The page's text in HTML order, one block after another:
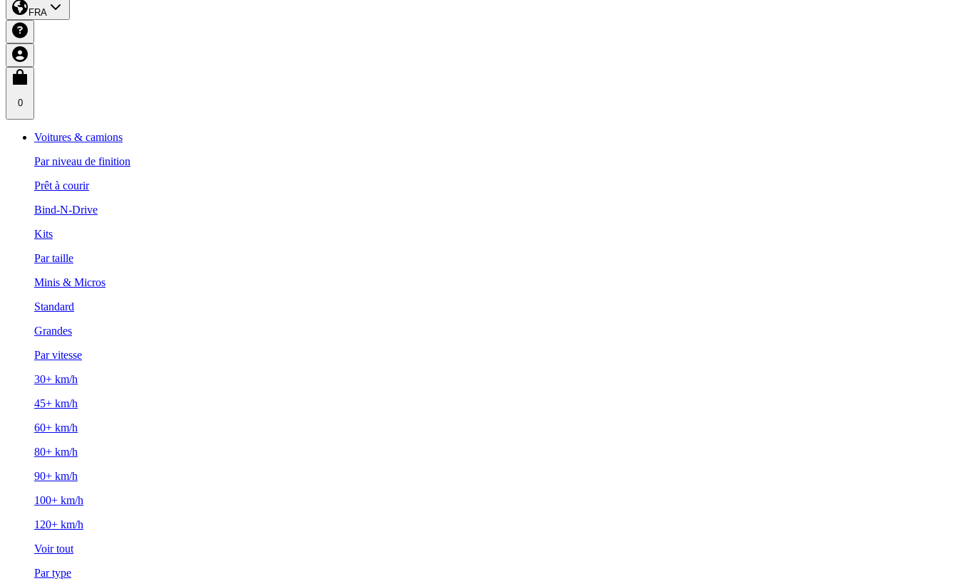
FRA
0
Voitures & camions
Par niveau de finition
Prêt à courir
Bind-N-Drive
Kits
Par taille
Minis & Micros
Standard
Grandes
Par vitesse
30+ km/h
45+ km/h
60+ km/h
80+ km/h
90+ km/h
100+ km/h
120+ km/h
Voir tout
Par type